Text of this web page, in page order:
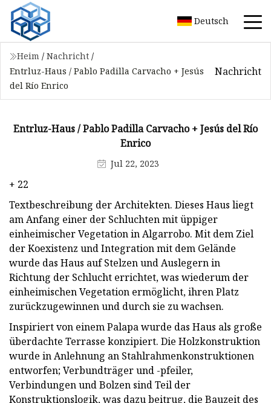
Deutsch
Heim / Nachricht /
Entrluz-Haus / Pablo Padilla Carvacho + Jesús
del Río Enrico
Nachricht
Entrluz-Haus / Pablo Padilla Carvacho + Jesús del Río
Enrico
Jul 22, 2023
+ 22
Textbeschreibung der Architekten. Dieses Haus liegt
am Anfang einer der Schluchten mit üppiger
einheimischer Vegetation in Algarrobo. Mit dem Ziel
der Koexistenz und Integration mit dem Gelände
wurde das Haus auf Stelzen und Auslegern in
Richtung der Schlucht errichtet, was wiederum der
einheimischen Vegetation ermöglicht, ihren Platz
zurückzugewinnen und durch sie zu wachsen.
Inspiriert von einem Palapa wurde das Haus als große
überdachte Terrasse konzipiert. Die Holzkonstruktion
wurde in Anlehnung an Stahlrahmenkonstruktionen
entworfen; Verbundträger und -pfeiler,
Verbindungen und Bolzen sind Teil der
Konstruktionslogik, was dazu beitrug, die Bauzeit des